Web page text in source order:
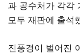
과 공수처가 각각
모두 재판에 출석
진풍경이 벌어진